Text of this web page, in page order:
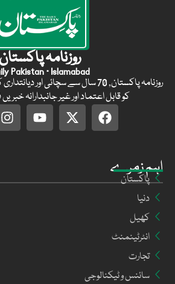
اہم زمرے
پاکستان
دنیا
کھیل
انٹرٹینمنٹ
تجارت
سائنس و ٹیکنالوجی
روزنامہ پاکستان
Pakistan · Islamabad
روزنامہ پاکستان, 70 سال سے سچائی اور
کو قابل اعتماد اور غیر جانبدارانہ